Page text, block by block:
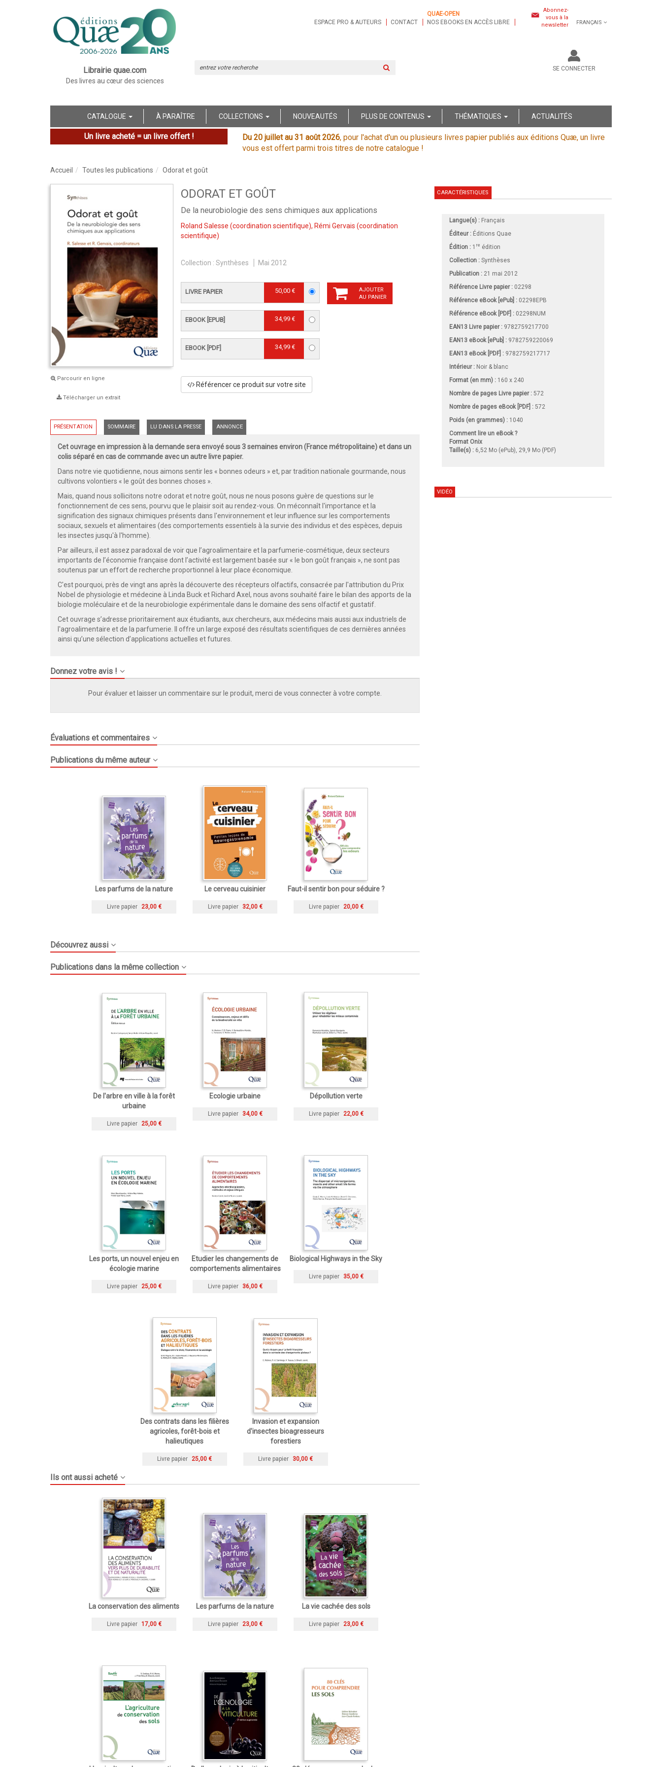
Librairie quae.com
Des livres au cœur des sciences
ESPACE PRO & AUTEURS CONTACT
QUAE-OPEN
NOS EBOOKS EN ACCÈS LIBRE
Abonnez-
vous à la
newsletter
FRANÇAIS
SE CONNECTER
CATALOGUE À PARAÎTRE COLLECTIONS NOUVEAUTÉS PLUS DE CONTENUS THÉMATIQUES ACTUALITÉS
Un livre acheté = un livre offert ! Du 20 juillet au 31 août 2026, pour l'achat d'un ou plusieurs livres papier publiés aux éditions Quæ, un livre
vous est offert parmi trois titres de notre catalogue !
Accueil Toutes les publications Odorat et goût
Parcourir en ligne
Télécharger un extrait
ODORAT ET GOÛT
De la neurobiologie des sens chimiques aux applications
Roland Salesse (coordination scientifique), Rémi Gervais (coordination
scientifique)
Collection : Synthèses Mai 2012
LIVRE PAPIER 50,00 €
EBOOK [EPUB] 34,99 €
EBOOK [PDF] 34,99 €
AJOUTER
AU PANIER
Référencer ce produit sur votre site
PRÉSENTATION SOMMAIRE LU DANS LA PRESSE ANNONCE
Cet ouvrage en impression à la demande sera envoyé sous 3 semaines environ (France métropolitaine) et dans un
colis séparé en cas de commande avec un autre livre papier.
Dans notre vie quotidienne, nous aimons sentir les « bonnes odeurs » et, par tradition nationale gourmande, nous
cultivons volontiers « le goût des bonnes choses ».
Mais, quand nous sollicitons notre odorat et notre goût, nous ne nous posons guère de questions sur le
fonctionnement de ces sens, pourvu que le plaisir soit au rendez-vous. On méconnaît l'importance et la
signification des signaux chimiques présents dans l'environnement et leur influence sur les comportements
sociaux, sexuels et alimentaires (des comportements essentiels à la survie des individus et des espèces, depuis
les insectes jusqu'à l'homme).
Par ailleurs, il est assez paradoxal de voir que l’agroalimentaire et la parfumerie-cosmétique, deux secteurs
importants de l’économie française dont l’activité est largement basée sur « le bon goût français », ne sont pas
soutenus par un effort de recherche proportionnel à leur place économique.
C'est pourquoi, près de vingt ans après la découverte des récepteurs olfactifs, consacrée par l'attribution du Prix
Nobel de physiologie et médecine à Linda Buck et Richard Axel, nous avons souhaité faire le bilan des apports de la
biologie moléculaire et de la neurobiologie expérimentale dans le domaine des sens olfactif et gustatif.
Cet ouvrage s’adresse prioritairement aux étudiants, aux chercheurs, aux médecins mais aussi aux industriels de
l'agroalimentaire et de la parfumerie. Il offre un large exposé des résultats scientifiques de ces dernières années
ainsi qu’une sélection d’applications actuelles et futures.
Donnez votre avis !
Pour évaluer et laisser un commentaire sur le produit, merci de vous connecter à votre compte.
Évaluations et commentaires
Publications du même auteur
Les parfums de la nature
Livre papier 23,00 €
Le cerveau cuisinier
Livre papier 32,00 €
Faut-il sentir bon pour séduire ?
Livre papier 20,00 €
Découvrez aussi
Publications dans la même collection
De l'arbre en ville à la forêt
urbaine
Livre papier 25,00 €
Ecologie urbaine
Livre papier 34,00 €
Dépollution verte
Livre papier 22,00 €
Les ports, un nouvel enjeu en
écologie marine
Livre papier 25,00 €
Etudier les changements de
comportements alimentaires
Livre papier 36,00 €
Biological Highways in the Sky
Livre papier 35,00 €
Des contrats dans les filières
agricoles, forêt-bois et
halieutiques
Livre papier 25,00 €
Invasion et expansion
d'insectes bioagresseurs
forestiers
Livre papier 30,00 €
Ils ont aussi acheté
La conservation des aliments
Livre papier 17,00 €
Les parfums de la nature
Livre papier 23,00 €
La vie cachée des sols
Livre papier 23,00 €
CARACTÉRISTIQUES
Langue(s) : Français
Éditeur : Éditions Quae
Édition : 1 re édition
Collection : Synthèses
Publication : 21 mai 2012
Référence Livre papier : 02298
Référence eBook [ePub] : 02298EPB
Référence eBook [PDF] : 02298NUM
EAN13 Livre papier : 9782759217700
EAN13 eBook [ePub] : 9782759220069
EAN13 eBook [PDF] : 9782759217717
Intérieur : Noir & blanc
Format (en mm) : 160 x 240
Nombre de pages Livre papier: 572
Nombre de pages eBook [PDF] : 572
Poids (en grammes) : 1040
Comment lire un eBook ?
Format Onix
Taille(s) : 6,52 Mo (ePub), 29,9 Mo (PDF)
VIDÉO